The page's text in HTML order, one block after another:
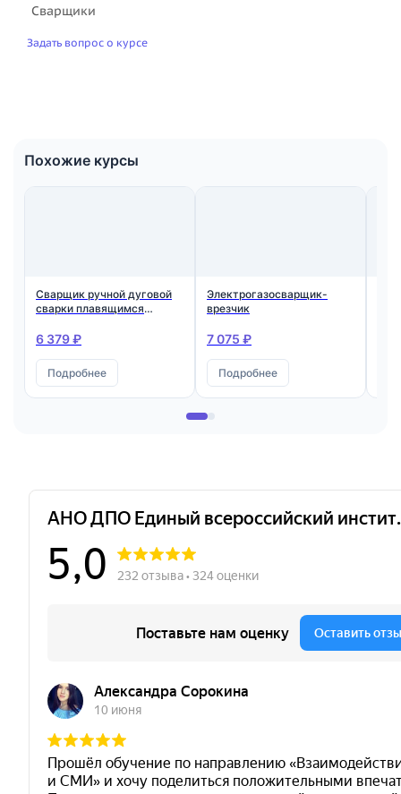
Сварщики
Задать вопрос о курсе
Похожие курсы
Сварщик ручной дуговой
сварки плавящимся
6 379 ₽
Подробнее
Электрогазосварщик-
врезчик
7 075 ₽
Подробнее